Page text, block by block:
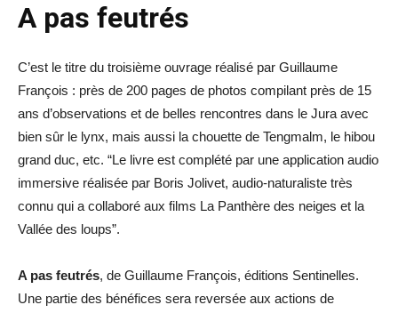
A pas feutrés
C’est le titre du troisième ouvrage réalisé par Guillaume
François : près de 200 pages de photos compilant près de 15
ans d’observations et de belles rencontres dans le Jura avec
bien sûr le lynx, mais aussi la chouette de Tengmalm, le hibou
grand duc, etc. “Le livre est complété par une application audio
immersive réalisée par Boris Jolivet, audio-naturaliste très
connu qui a collaboré aux films La Panthère des neiges et la
Vallée des loups”.
A pas feutrés, de Guillaume François, éditions Sentinelles.
Une partie des bénéfices sera reversée aux actions de